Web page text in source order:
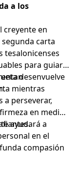
a los
creyente en
carta
tesalonicenses
para guiar a
desenvuelve
mientras
a perseverar,
en medio
ayudará a
en el
compasión